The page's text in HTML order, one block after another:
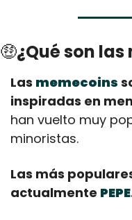
🤑¿Qué son
Las memecoins
inspiradas en
han vuelto muy
minoristas.
Las más
actualmente PEPE